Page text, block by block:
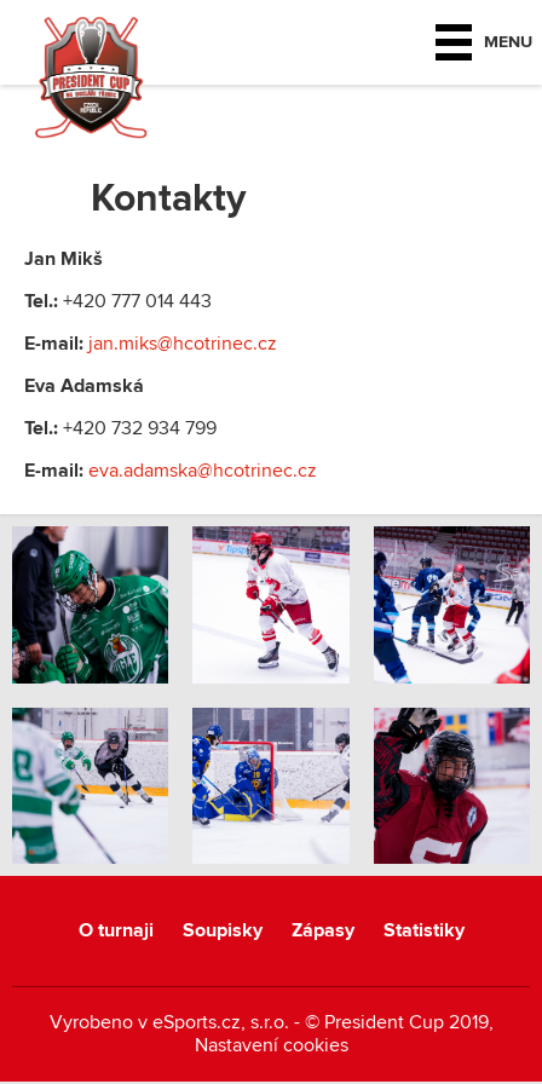
MENU
Kontakty
Jan Mikš
Tel.: +420 777 014 443
E-mail: jan.miks@hcotrinec.cz
Eva Adamská
Tel.: +420 732 934 799
E-mail: eva.adamska@hcotrinec.cz
O turnaji Soupisky Zápasy Statistiky
Vyrobeno v eSports.cz, s.r.o. - © President Cup 2019,
Nastavení cookies